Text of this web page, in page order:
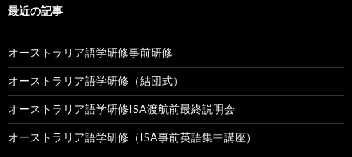
最近の記事
オーストラリア語学研修事前研修
オーストラリア語学研修（結団式）
オーストラリア語学研修ISA渡航前最終説明会
オーストラリア語学研修（ISA事前英語集中講座）